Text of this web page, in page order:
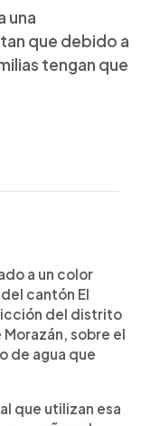
una
que debido a
tengan que
a un color
cantón El
del distrito
sobre el
de agua que
que utilizan esa